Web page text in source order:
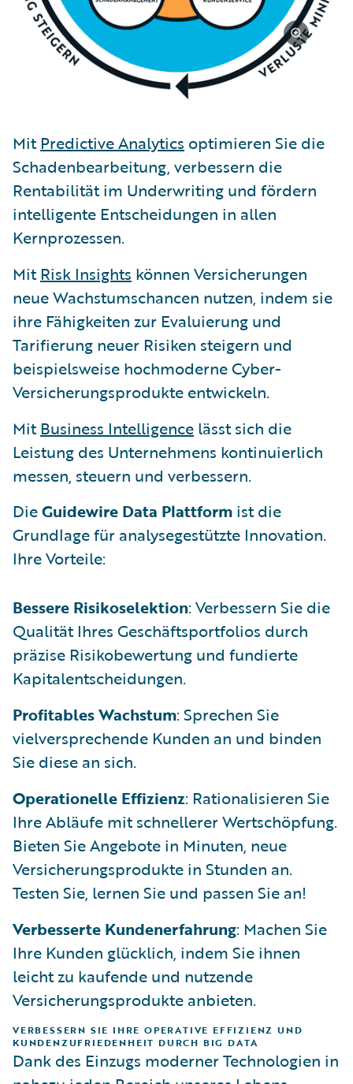
MitPredictive Analytics optimieren Sie die
Schadenbearbeitung, verbessern die
Rentabilität im Underwriting und fördern
intelligente Entscheidungen in allen
Kernprozessen.
MitRisk Insights können Versicherungen
neue Wachstumschancen nutzen, indem sie
ihre Fähigkeiten zur Evaluierung und
Tarifierung neuer Risiken steigern und
beispielsweise hochmoderne Cyber-
Versicherungsprodukte entwickeln.
MitBusiness Intelligence lässt sich die
Leistung des Unternehmens kontinuierlich
messen, steuern und verbessern.
DieGuidewire Data Plattform ist die
Grundlage für analysegestützte Innovation.
Ihre Vorteile:
Bessere Risikoselektion: Verbessern Sie die
Qualität Ihres Geschäftsportfolios durch
präzise Risikobewertung und fundierte
Kapitalentscheidungen.
Profitables Wachstum: Sprechen Sie
vielversprechende Kunden an und binden
Sie diese an sich.
Operationelle Effizienz: Rationalisieren Sie
Ihre Abläufe mit schnellerer Wertschöpfung.
Bieten Sie Angebote in Minuten, neue
Versicherungsprodukte in Stunden an.
Testen Sie, lernen Sie und passen Sie an!
Verbesserte Kundenerfahrung: Machen Sie
Ihre Kunden glücklich, indem Sie ihnen
leicht zu kaufende und nutzende
Versicherungsprodukte anbieten.
VERBESSERN SIE IHRE OPERATIVE EFFIZIENZ UND
KUNDENZUFRIEDENHEIT DURCH BIG DATA
Dank des Einzugs moderner Technologien in